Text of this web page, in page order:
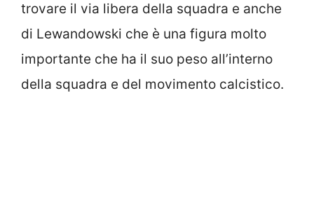
trovare il via libera della squadra e anche
di Lewandowski che è una figura molto
importante che ha il suo peso all’interno
della squadra e del movimento calcistico.